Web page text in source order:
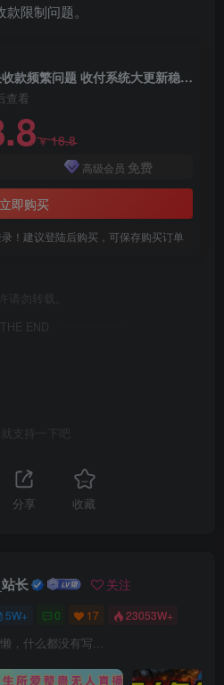
限制问题。
七安暴力男粉2.0 完美解决收款频繁问题 收付系统大更新稳定持久(教程+素材)
查看
￥18.8
高级会员 免费
立即购买
！建议登陆后购买，可保存购买订单
请勿转载。
THE END
就支持一下吧
分享 收藏
长 关注
5W+ 0 17 23053W+
，什么都没有写...